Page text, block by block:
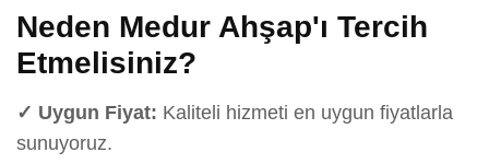
Neden Medur Ahşap'ı Tercih
Etmelisiniz?
✓ Uygun Fiyat: Kaliteli hizmeti en uygun fiyatlarla
sunuyoruz.